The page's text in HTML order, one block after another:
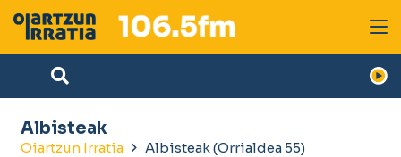
Albisteak
Oiartzun Irratia Albisteak (Orrialdea 55)